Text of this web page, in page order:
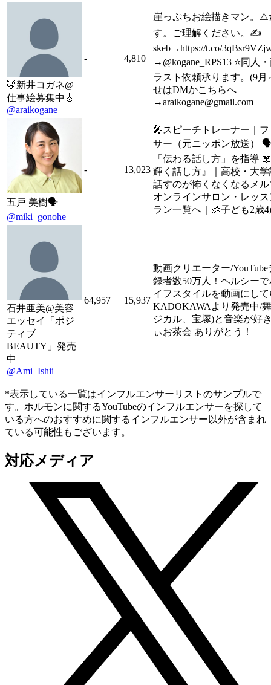
🦊新井コガネ@
仕事絵募集中🎸
@araikogane
- 4,810
崖っぷちお絵描きマン。⚠️
す。ご理解ください。✍️
skeb→https://t.co/
→@kogane_RPS13 ⭐️同人
ラスト依頼承ります。(9
せはDMかこちらへ
→araikogane@gmail.com
五戸 美樹🗣️
@miki_gonohe
- 13,023
🎤スピーチトレーナー｜
サー（元ニッポン放送）
「伝わる話し方」を指導
輝く話し方』｜高校・大
話すのが怖くなくなるメ
オンラインサロン・レッ
ラン一覧へ｜👶子ども2歳
石井亜美@美容
エッセイ「ポジ
ティブ
BEAUTY」発売
中
@Ami_Ishii
64,957 15,937
動画クリエーター/
録者数50万人！ヘルシー
イフスタイルを動画にし
KADOKAWAより発売中/
ジカル、宝塚)と音楽が好
ぃお茶会 ありがとう！
*表示している一覧はインフルエンサーリストのサンプルで
す。ホルモンに関するYouTubeのインフルエンサーを探して
いる方へのおすすめに関するインフルエンサー以外が含まれ
ている可能性もございます。
対応メディア